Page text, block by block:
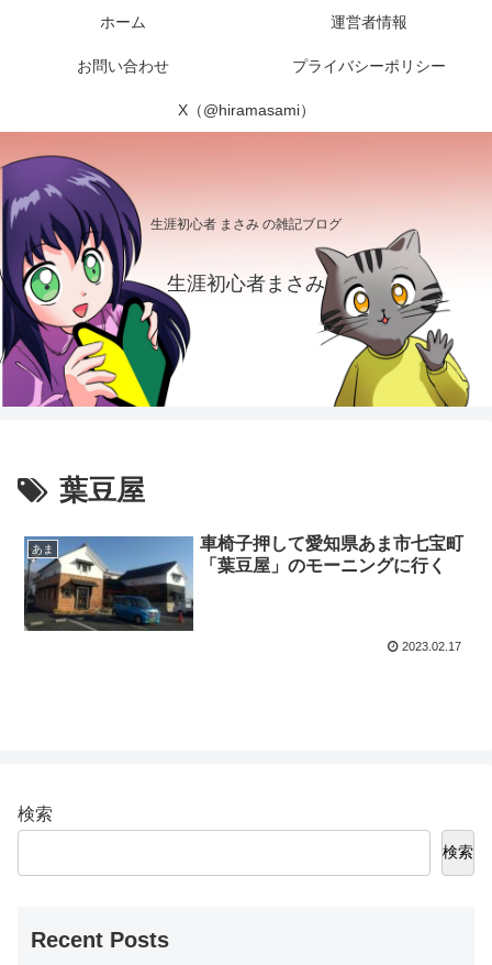
生涯初心者 まさみ の雑記ブログ
生涯初心者まさみ
ホーム 運営者情報
お問い合わせ プライバシーポリシー
X（@hiramasami）
葉豆屋
あま
車椅子押して愛知県あま市七宝町
「葉豆屋」のモーニングに行く
2023.02.17
検索
検索
Recent Posts